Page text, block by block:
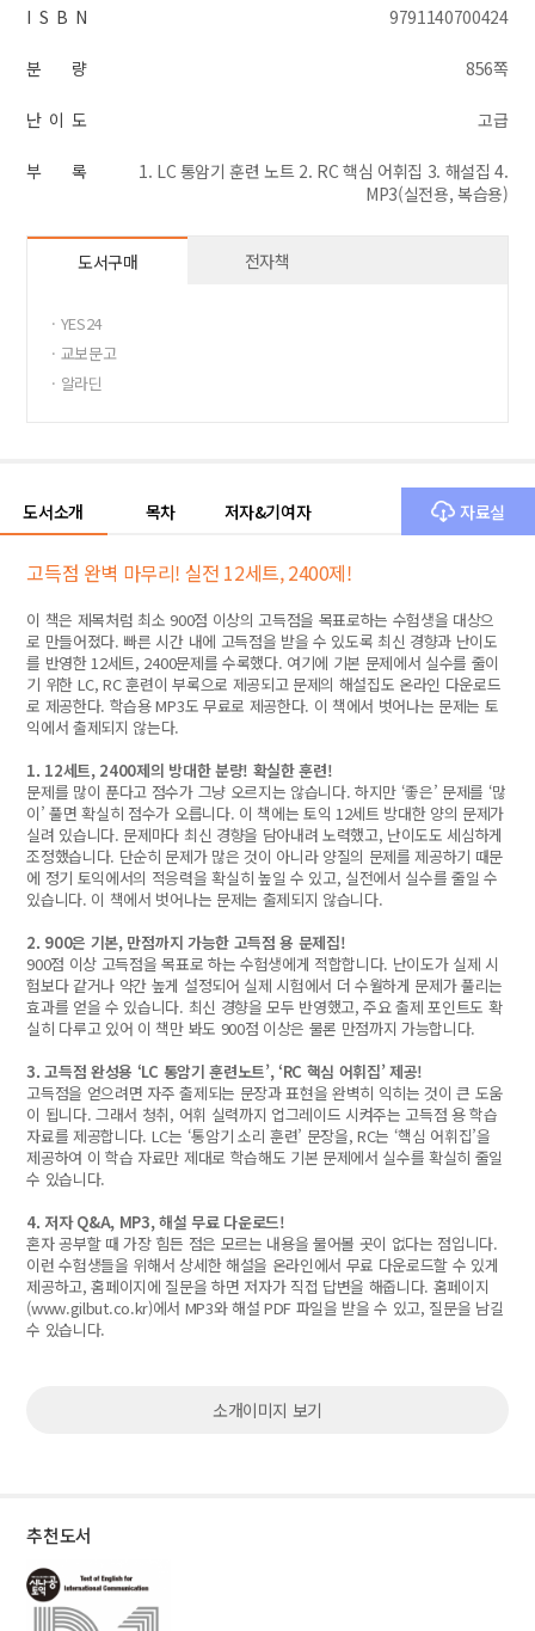
I S B N 9791140700424
분 량 856쪽
난 이 도 고급
부 록
1. LC 통암기 훈련 노트 2. RC 핵심 어휘집 3. 해설집 4.
MP3(실전용, 복습용)
도서구매 전자책
· YES24
· 교보문고
· 알라딘
도서소개 목차 저자&기여자 자료실
고득점 완벽 마무리! 실전 12세트, 2400제!
이 책은 제목처럼 최소 900점 이상의 고득점을 목표로하는 수험생을 대상으
로 만들어졌다. 빠른 시간 내에 고득점을 받을 수 있도록 최신 경향과 난이도
를 반영한 12세트, 2400문제를 수록했다. 여기에 기본 문제에서 실수를 줄이
기 위한 LC, RC 훈련이 부록으로 제공되고 문제의 해설집도 온라인 다운로드
로 제공한다. 학습용 MP3도 무료로 제공한다. 이 책에서 벗어나는 문제는 토
익에서 출제되지 않는다.
1. 12세트, 2400제의 방대한 분량! 확실한 훈련!
문제를 많이 푼다고 점수가 그냥 오르지는 않습니다. 하지만 ‘좋은’ 문제를 ‘많
이’ 풀면 확실히 점수가 오릅니다. 이 책에는 토익 12세트 방대한 양의 문제가
실려 있습니다. 문제마다 최신 경향을 담아내려 노력했고, 난이도도 세심하게
조정했습니다. 단순히 문제가 많은 것이 아니라 양질의 문제를 제공하기 때문
에 정기 토익에서의 적응력을 확실히 높일 수 있고, 실전에서 실수를 줄일 수
있습니다. 이 책에서 벗어나는 문제는 출제되지 않습니다.
2. 900은 기본, 만점까지 가능한 고득점 용 문제집!
900점 이상 고득점을 목표로 하는 수험생에게 적합합니다. 난이도가 실제 시
험보다 같거나 약간 높게 설정되어 실제 시험에서 더 수월하게 문제가 풀리는
효과를 얻을 수 있습니다. 최신 경향을 모두 반영했고, 주요 출제 포인트도 확
실히 다루고 있어 이 책만 봐도 900점 이상은 물론 만점까지 가능합니다.
3. 고득점 완성용 ‘LC 통암기 훈련노트’, ‘RC 핵심 어휘집’ 제공!
고득점을 얻으려면 자주 출제되는 문장과 표현을 완벽히 익히는 것이 큰 도움
이 됩니다. 그래서 청취, 어휘 실력까지 업그레이드 시켜주는 고득점 용 학습
자료를 제공합니다. LC는 ‘통암기 소리 훈련’ 문장을, RC는 ‘핵심 어휘집’을
제공하여 이 학습 자료만 제대로 학습해도 기본 문제에서 실수를 확실히 줄일
수 있습니다.
4. 저자 Q&A, MP3, 해설 무료 다운로드!
혼자 공부할 때 가장 힘든 점은 모르는 내용을 물어볼 곳이 없다는 점입니다.
이런 수험생들을 위해서 상세한 해설을 온라인에서 무료 다운로드할 수 있게
제공하고, 홈페이지에 질문을 하면 저자가 직접 답변을 해줍니다. 홈페이지
(www.gilbut.co.kr)에서 MP3와 해설 PDF 파일을 받을 수 있고, 질문을 남길
수 있습니다.
소개이미지 보기
추천도서